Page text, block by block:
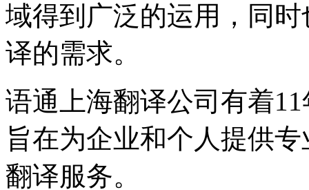
域得到广泛的运用，同
译的需求。
语通上海翻译公司有着
旨在为企业和个人提供
翻译服务。